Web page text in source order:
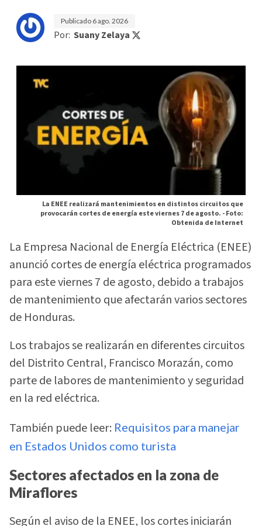
Publicado 6 ago. 2026
Por: Suany Zelaya
La ENEE realizará mantenimientos en distintos circuitos que
provocarán cortes de energía este viernes 7 de agosto. -Foto:
Obtenida de Internet
La Empresa Nacional de Energía Eléctrica (ENEE)
anunció cortes de energía eléctrica programados
para este viernes 7 de agosto, debido a trabajos
de mantenimiento que afectarán varios sectores
de Honduras.
Los trabajos se realizarán en diferentes circuitos
del Distrito Central, Francisco Morazán, como
parte de labores de mantenimiento y seguridad
en la red eléctrica.
También puede leer: Requisitos para manejar
en Estados Unidos como turista
Sectores afectados en la zona de
Miraflores
Según el aviso de la ENEE, los cortes iniciarán